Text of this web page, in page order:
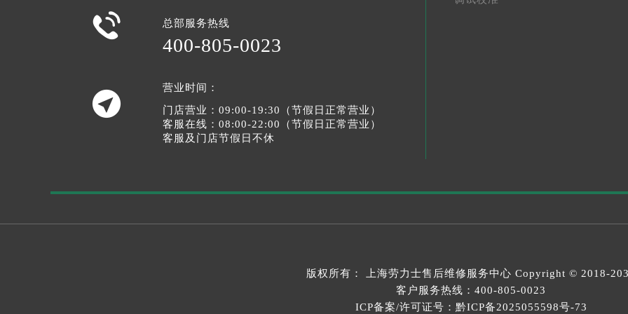
 总部服务热线
400-805-0023

营业时间：
门店营业：09:00-19:30（节假日正常营业）
客服在线：08:00-22:00（节假日正常营业）
客服及门店节假日不休
版权所有： 上海劳力士售后维修服务中心 Copyright © 2018-
客户服务热线： 400-805-0023
ICP备案/许可证号：黔ICP备2025055598号-73